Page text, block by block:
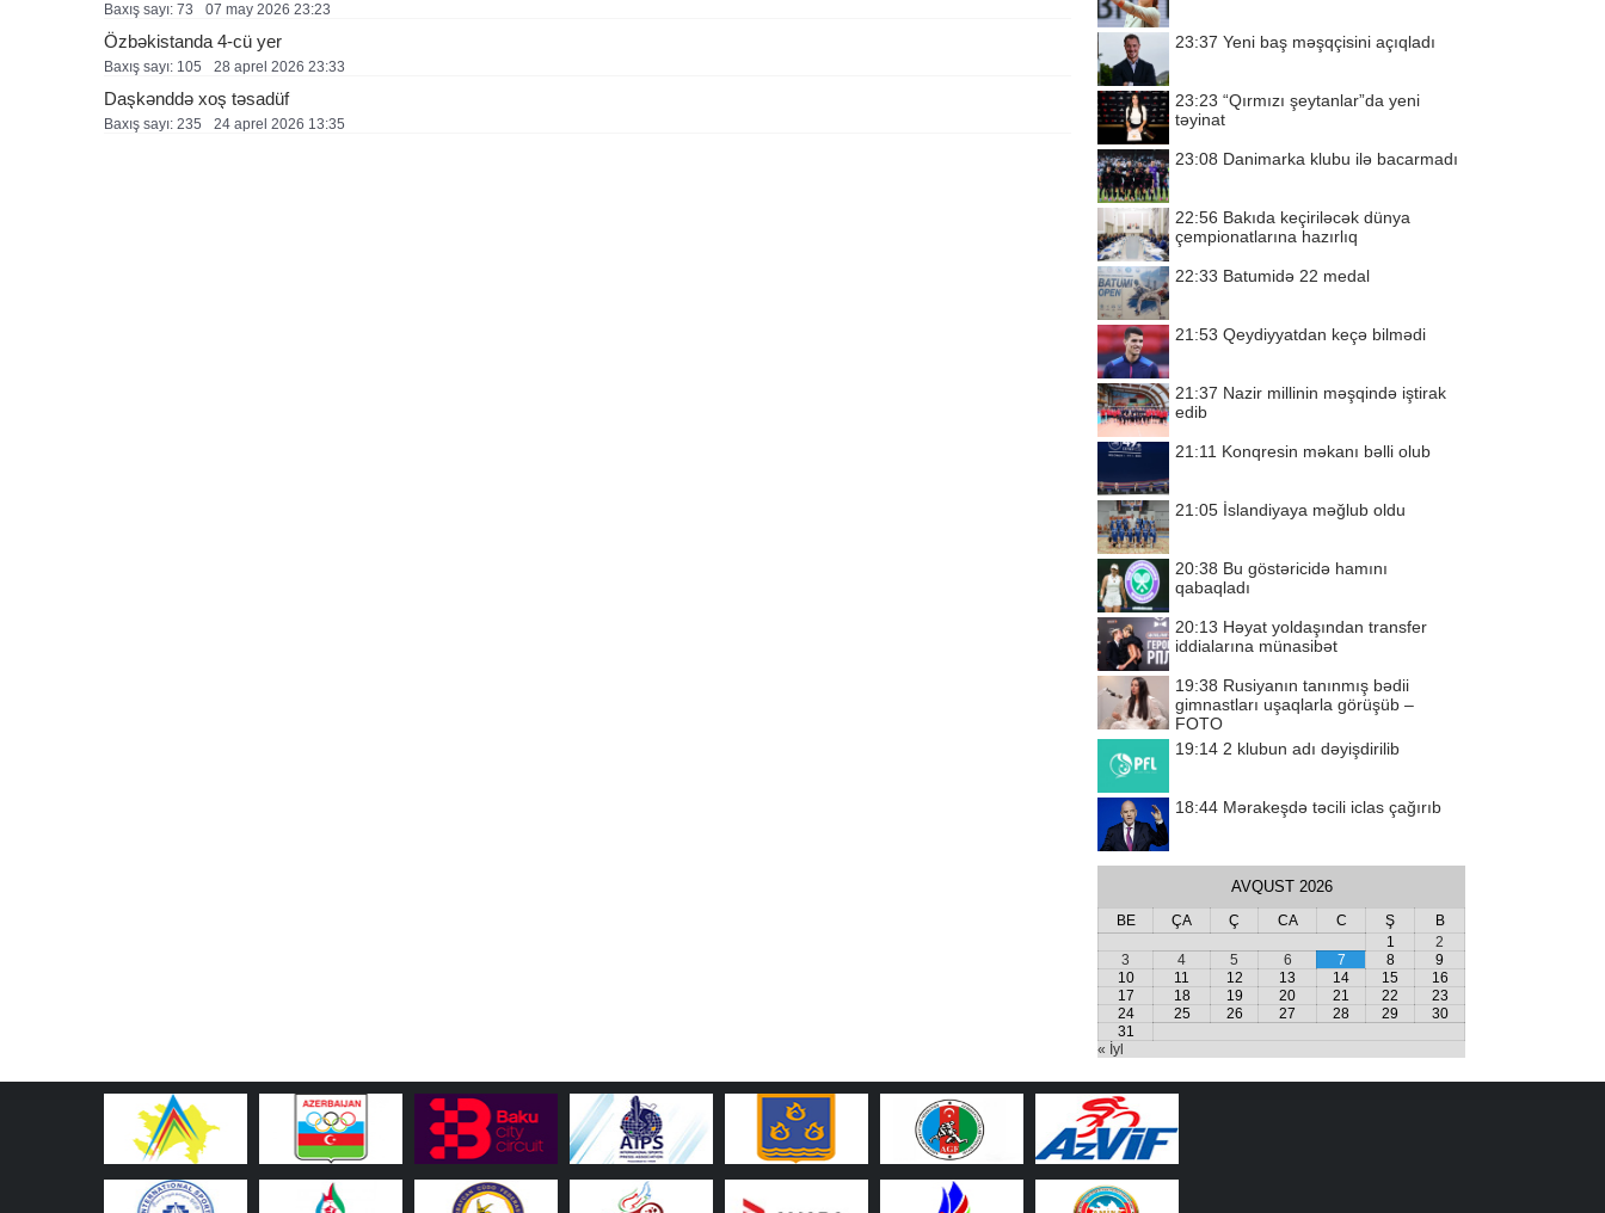
Baxış sayı: 73 07 may 2026 23:23
Özbəkistanda 4-cü yer
Baxış sayı: 105 28 aprel 2026 23:33
Daşkənddə xoş təsadüf
Baxış sayı: 235 24 aprel 2026 13:35
23:37 Yeni baş məşqçisini açıqladı
23:23 “Qırmızı şeytanlar”da yeni
təyinat
23:08 Danimarka klubu ilə bacarmadı
22:56 Bakıda keçiriləcək dünya
çempionatlarına hazırlıq
22:33 Batumidə 22 medal
21:53 Qeydiyyatdan keçə bilmədi
21:37 Nazir millinin məşqində iştirak
edib
21:11 Konqresin məkanı bəlli olub
21:05 İslandiyaya məğlub oldu
20:38 Bu göstəricidə hamını
qabaqladı
20:13 Həyat yoldaşından transfer
iddialarına münasibət
19:38 Rusiyanın tanınmış bədii
gimnastları uşaqlarla görüşüb –
FOTO
19:14 2 klubun adı dəyişdirilib
18:44 Mərakeşdə təcili iclas çağırıb
AVQUST 2026
BE ÇA Ç CA C Ş
B
1
2
3
4 5 6 7 8
9
10
11 12 13 14 15
16
17
18 19 20 21 22
23
24
25 26 27 28 29
30
31
« İyl